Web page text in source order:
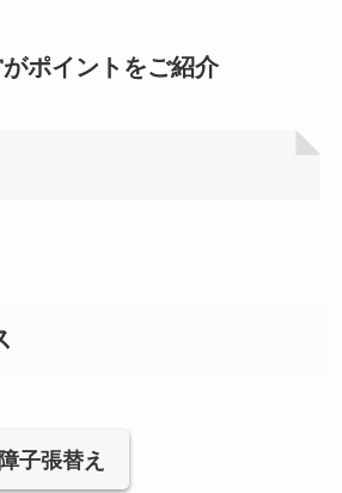
ポイントをご紹介
障子張替え